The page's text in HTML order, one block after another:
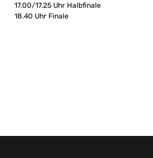
17.00/17.25 Uhr Halbfinale
18.40 Uhr Finale